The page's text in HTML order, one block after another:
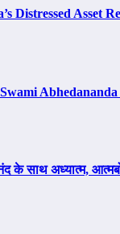
Distressed Asset
के साथ अध्यात्म,